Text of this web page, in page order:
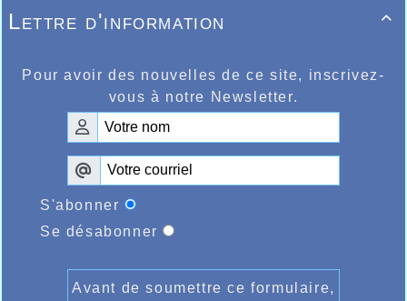

Lettre d'information
Pour avoir des nouvelles de ce site, inscrivez-
vous à notre Newsletter.
S'abonner
Se désabonner
Avant de soumettre ce formulaire,